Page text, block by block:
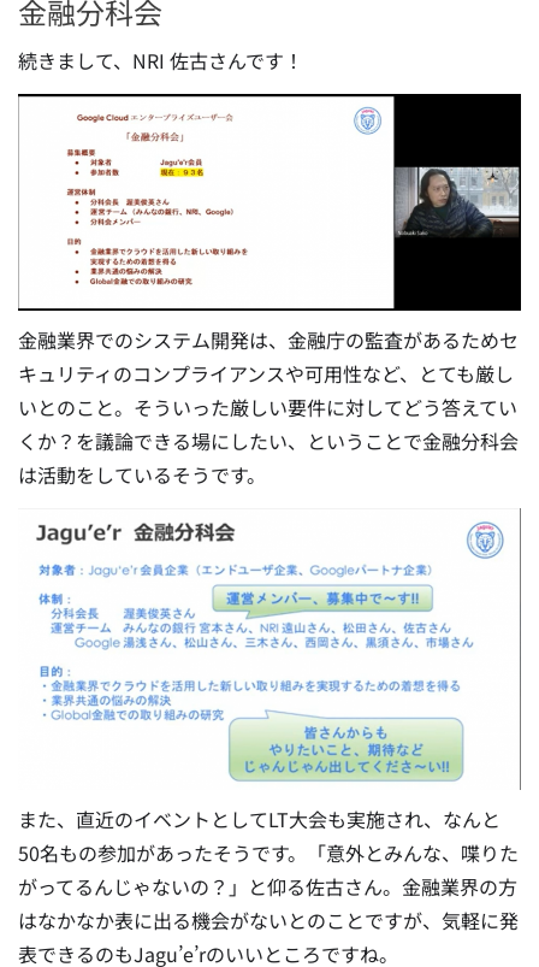
金融分科会
続きまして、NRI 佐古さんです！
金融業界でのシステム開発は、金融庁の監査があるためセ
キュリティのコンプライアンスや可用性など、とても厳し
いとのこと。そういった厳しい要件に対してどう答えてい
くか？を議論できる場にしたい、ということで金融分科会
は活動をしているそうです。
また、直近のイベントとしてLT大会も実施され、なんと
50名もの参加があったそうです。「意外とみんな、喋りた
がってるんじゃないの？」と仰る佐古さん。金融業界の方
はなかなか表に出る機会がないとのことですが、気軽に発
表できるのもJagu’e’rのいいところですね。